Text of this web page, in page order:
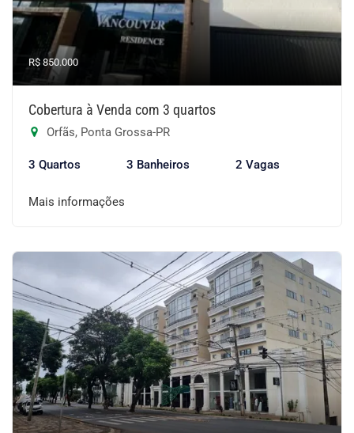
R$ 850.000
Cobertura à Venda com 3 quartos
Orfãs, Ponta Grossa-PR
3 Quartos 3 Banheiros 2 Vagas
Mais informações